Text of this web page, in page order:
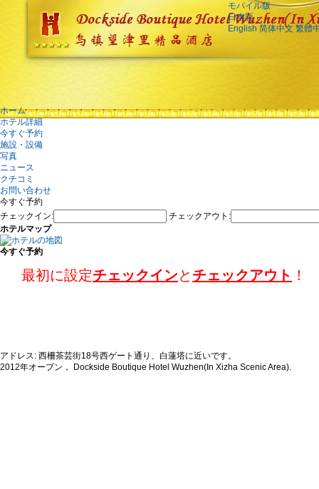
モバイル版
日本語
English 简体中文 繁體
ホーム
ホテル詳細
今すぐ予約
施設・設備
写真
ニュース
クチコミ
お問い合わせ
今すぐ予約
チェックイン:
チェックアウト:
ホテルマップ
今すぐ予約
最初に設定チェックインと チェックアウト ！
アドレス: 西柵茶芸街18号西ゲート通り、白蓮塔に近いです。
2012年オープン， Dockside Boutique Hotel Wuzhen(In Xizha Scenic Area).